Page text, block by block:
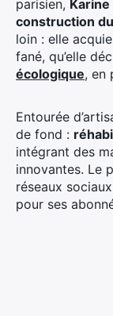
parisien,
construction
loin : elle
fané, qu’elle
écologique, en
Entourée
de fond :
intégrant des
innovantes. Le
réseaux
pour ses